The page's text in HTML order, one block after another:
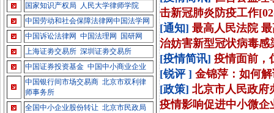
国家知识产权局
人民大学律师学院
中国劳动和社会保障法律网中国法学网
中国诉讼法律网 中国法理网
国研网
上海证劵交易所 深圳证劵交易所
中国证券投资基金 中国中小商业企业
中国银行间市场交易商 北京市双利律
师事务所
全国中小企业股份转让 北京市民政局
击新冠肺炎防疫工作
[通知] 最高人民法院
治妨害新型冠状病毒感
[疫情简讯] 疫情面前，
[锐评 ] 金锦萍：如何
[政策] 北京市人民政府
疫情影响促进中小微企